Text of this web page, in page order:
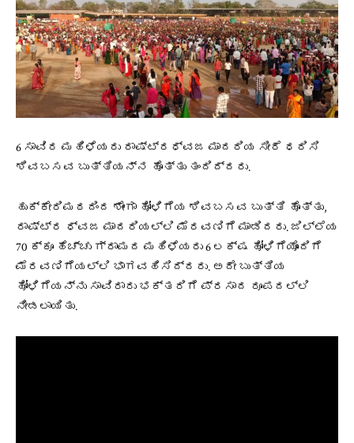
6 ಸಾವಿರ ಮಹಿಳೆಯರು ರಾಷ್ಟ್ರಧ್ವಜ ಮಾದರಿಯ ಸೀರೆ ಧರಿಸಿ
ಶಿವಬಸವ ಬುತ್ತಿಯನ್ನ ಹೊತ್ತು ತಂದಿದ್ದರು.
ಹುಕ್ಕೇರಿಮಠದಿಂದ ಶೇಂಗಾ ಹೋಳಿಗೆಯ ಶಿವಬಸವ ಬುತ್ತಿ ಹೊತ್ತು,
ರಾಷ್ಟ್ರ ಧ್ವಜ ಮಾದರಿಯಲ್ಲಿ ಮೆರವಣಿಗೆ ಮಾಡಿದರು. ಜಿಲ್ಲೆಯ
70 ಕ್ಕೂ ಹೆಚ್ಚು ಗ್ರಾಮದ ಮಹಿಳೆಯರು 6 ಲಕ್ಷ ಹೋಳಿಗೆಯೊಂದಿಗೆ
ಮೆರವಣಿಗೆಯಲ್ಲಿ ಭಾಗವಹಿಸಿದ್ದರು. ಅದೇ ಬುತ್ತಿಯ
ಹೋಳಿಗೆಯನ್ನು ಸಾವಿರಾರು ಭಕ್ತರಿಗೆ ಪ್ರಸಾದ ರೂಪದಲ್ಲಿ
ನೀಡಲಾಯಿತು.